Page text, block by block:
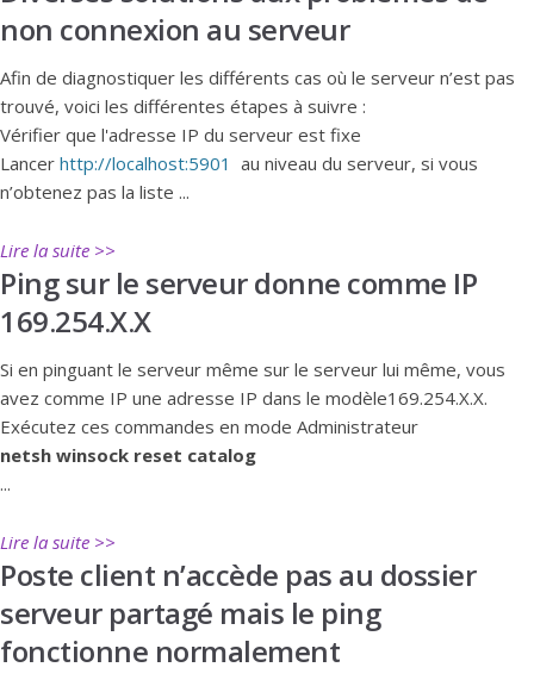
non connexion au serveur
Afin de diagnostiquer les différents cas où le serveur n’est pas
trouvé, voici les différentes étapes à suivre :
Vérifier que l'adresse IP du serveur est fixe
Lancer http://localhost:5901 au niveau du serveur, si vous
n’obtenez pas la liste ...
Lire la suite >>
Ping sur le serveur donne comme IP
169.254.X.X
Si en pinguant le serveur même sur le serveur lui même, vous
avez comme IP une adresse IP dans le modèle169.254.X.X.
Exécutez ces commandes en mode Administrateur
netsh winsock reset catalog
...
Lire la suite >>
Poste client n’accède pas au dossier
serveur partagé mais le ping
fonctionne normalement